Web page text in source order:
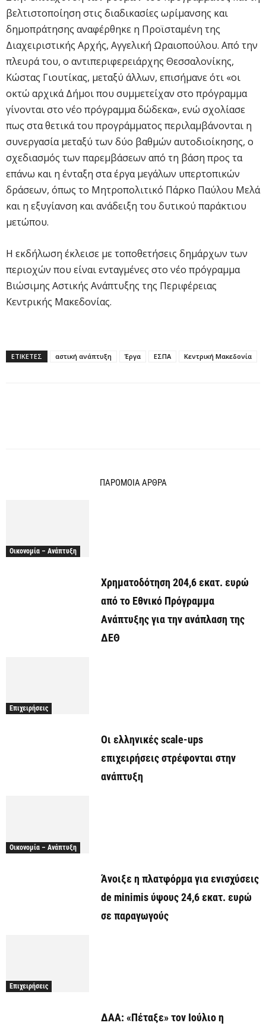
βελτιστοποίηση στις διαδικασίες ωρίμανσης και
δημοπράτησης αναφέρθηκε η Προϊσταμένη της
Διαχειριστικής Αρχής, Αγγελική Ωραιοπούλου. Από την
πλευρά του, ο αντιπεριφερειάρχης Θεσσαλονίκης,
Κώστας Γιουτίκας, μεταξύ άλλων, επισήμανε ότι «οι
οκτώ αρχικά Δήμοι που συμμετείχαν στο πρόγραμμα
γίνονται στο νέο πρόγραμμα δώδεκα», ενώ σχολίασε
πως στα θετικά του προγράμματος περιλαμβάνονται η
συνεργασία μεταξύ των δύο βαθμών αυτοδιοίκησης, ο
σχεδιασμός των παρεμβάσεων από τη βάση προς τα
επάνω και η ένταξη στα έργα μεγάλων υπερτοπικών
δράσεων, όπως το Μητροπολιτικό Πάρκο Παύλου Μελά
και η εξυγίανση και ανάδειξη του δυτικού παράκτιου
μετώπου.
Η εκδήλωση έκλεισε με τοποθετήσεις δημάρχων των
περιοχών που είναι ενταγμένες στο νέο πρόγραμμα
Βιώσιμης Αστικής Ανάπτυξης της Περιφέρειας
Κεντρικής Μακεδονίας.
ΕΤΙΚΕΤΕΣ αστική ανάπτυξη Έργα ΕΣΠΑ Κεντρική Μακεδονία
ΠΑΡΟΜΟΙΑ ΑΡΘΡΑ
Οικονομία – Ανάπτυξη
Χρηματοδότηση 204,6 εκατ. ευρώ
από το Εθνικό Πρόγραμμα
Ανάπτυξης για την ανάπλαση της
ΔΕΘ
Επιχειρήσεις
Οι ελληνικές scale-ups
επιχειρήσεις στρέφονται στην
ανάπτυξη
Οικονομία – Ανάπτυξη
Άνοιξε η πλατφόρμα για ενισχύσεις
de minimis ύψους 24,6 εκατ. ευρώ
σε παραγωγούς
Επιχειρήσεις
ΔΑΑ: «Πέταξε» τον Ιούλιο η